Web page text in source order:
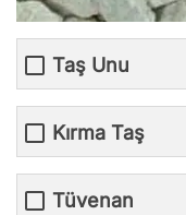
Taş Unu
Kırma Taş
Tüvenan